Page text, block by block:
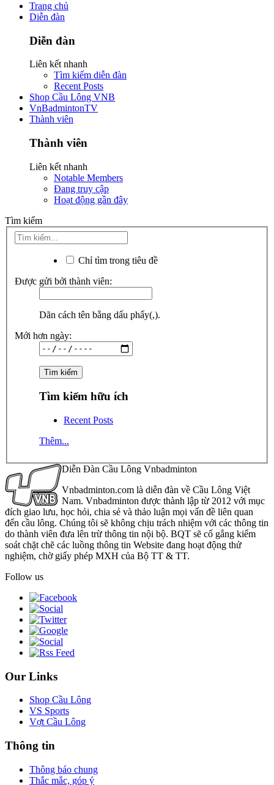
Trang chủ
Diễn đàn
Diễn đàn
Liên kết nhanh
Tìm kiếm diễn đàn
Recent Posts
Shop Cầu Lông VNB
VnBadmintonTV
Thành viên
Thành viên
Liên kết nhanh
Notable Members
Đang truy cập
Hoạt động gần đây
Tìm kiếm
Chỉ tìm trong tiêu đề
Được gửi bởi thành viên:
Dãn cách tên bằng dấu phẩy(,).
Mới hơn ngày:
Tìm kiếm hữu ích
Recent Posts
Thêm...
Diễn Đàn Cầu Lông Vnbadminton
Vnbadminton.com là diễn đàn về Cầu Lông Việt
Nam. Vnbadminton được thành lập từ 2012 với mục
đích giao lưu, học hỏi, chia sẻ và thảo luận mọi vấn đề liên quan
đến cầu lông. Chúng tôi sẽ không chịu trách nhiệm với các thông tin
do thành viên đưa lên trừ thông tin nội bộ. BQT sẽ cố gắng kiểm
soát chặt chẽ các luồng thông tin Website đang hoạt động thử
nghiệm, chờ giấy phép MXH của Bộ TT & TT.
Follow us
Our Links
Shop Cầu Lông
VS Sports
Vợt Cầu Lông
Thông tin
Thông báo chung
Thắc mắc, góp ý